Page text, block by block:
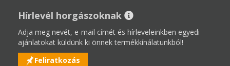
Hírlevél horgászoknak
Adja meg nevét, e-mail címét és hírleveleinkben egyedi
ajánlatokat küldünk ki önnek termékkínálatunkból!
Feliratkozás